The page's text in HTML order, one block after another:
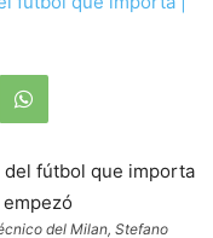
del Milan, Stefano